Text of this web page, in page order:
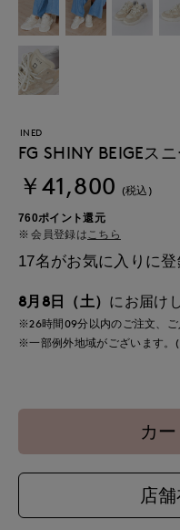
INED
FG SHINY BEIGEス
￥41,800 (税込)
760ポイント還元
会員登録はこちら
17名がお気に入りに登
8月8日（土） にお届け
※26時間09分以内のご注文、ご
※一部例外地域がございます。
カ
店